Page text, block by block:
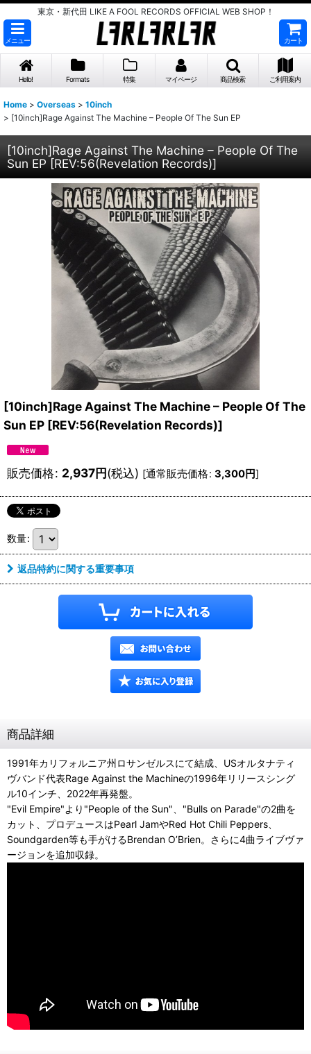
東京・新代田 LIKE A FOOL RECORDS OFFICIAL WEB SHOP！
メニュー カート
Hello! Formats 特集 マイページ 商品検索 ご利用案内
Home > Overseas > 10inch
> [10inch]Rage Against The Machine – People Of The Sun EP
[10inch]Rage Against The Machine – People Of The
Sun EP [REV:56(Revelation Records)]
[10inch]Rage Against The Machine – People Of The
Sun EP [REV:56(Revelation Records)]
販売価格: 2,937円(税込) [通常販売価格: 3,300円]
数量:
返品特約に関する重要事項
商品詳細
1991年カリフォルニア州ロサンゼルスにて結成、USオルタナティ
ヴバンド代表Rage Against the Machineの1996年リリースシング
ル10インチ、2022年再発盤。
"Evil Empire"より"People of the Sun"、"Bulls on Parade"の2曲を
カット、プロデュースはPearl JamやRed Hot Chili Peppers、
Soundgarden等も手がけるBrendan O’Brien。さらに4曲ライブヴァ
ージョンを追加収録。